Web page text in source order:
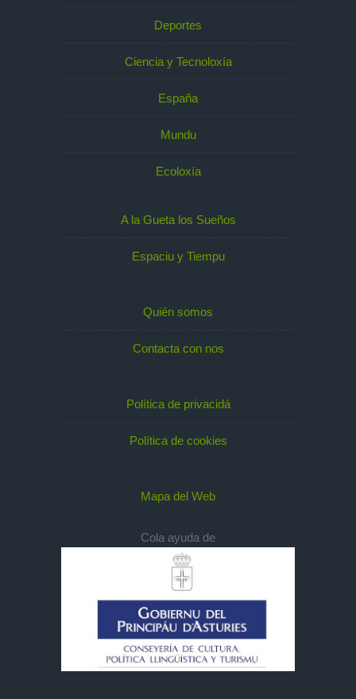
Deportes
Ciencia y Tecnoloxía
España
Mundu
Ecoloxía
A la Gueta los Sueños
Espaciu y Tiempu
Quién somos
Contacta con nos
Política de privacidá
Política de cookies
Mapa del Web
Cola ayuda de